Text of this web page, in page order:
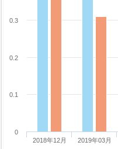
2018年12月 2019年03月
0
0.1
0.2
0.3